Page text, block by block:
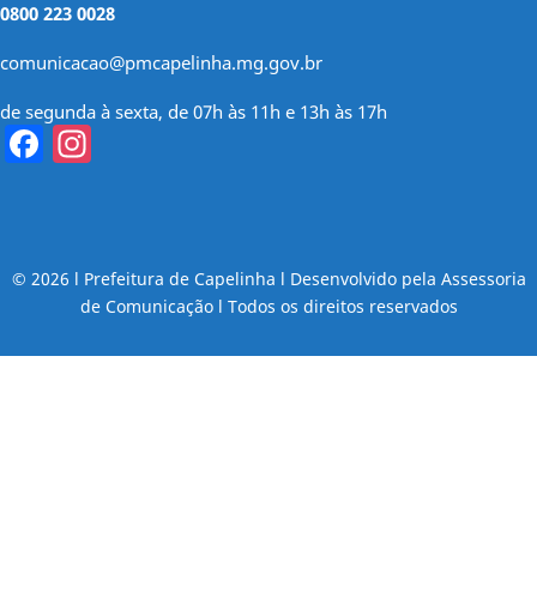
0800 223 0028
comunicacao@pmcapelinha.mg.gov.br
de segunda à sexta, de 07h às 11h e 13h às 17h
Facebook
© 2026 l Prefeitura de Capelinha l Desenvolvido pela Assessoria
de Comunicação l Todos os direitos reservados